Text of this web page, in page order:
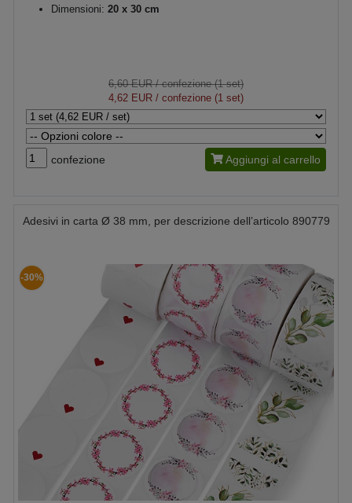
Dimensioni: 20 x 30 cm
6,60 EUR/ confezione (1 set)
4,62 EUR / confezione (1 set)
confezione Aggiungi al carrello
Adesivi in carta Ø 38 mm, per descrizione dell’articolo 890779
-30%